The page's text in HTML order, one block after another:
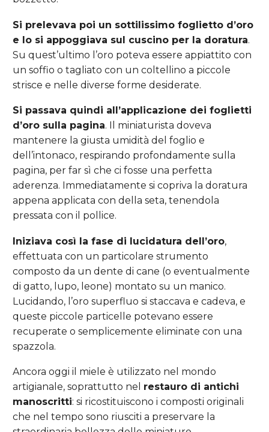
Si prelevava poi un sottilissimo foglietto d’oro
e lo si appoggiava sul cuscino per la doratura.
Su quest’ultimo l’oro poteva essere appiattito con
un soffio o tagliato con un coltellino a piccole
strisce e nelle diverse forme desiderate.
Si passava quindi all’applicazione dei foglietti
d’oro sulla pagina. Il miniaturista doveva
mantenere la giusta umidità del foglio e
dell’intonaco, respirando profondamente sulla
pagina, per far sì che ci fosse una perfetta
aderenza. Immediatamente si copriva la doratura
appena applicata con della seta, tenendola
pressata con il pollice.
Iniziava così la fase di lucidatura dell’oro,
effettuata con un particolare strumento
composto da un dente di cane (o eventualmente
di gatto, lupo, leone) montato su un manico.
Lucidando, l’oro superfluo si staccava e cadeva, e
queste piccole particelle potevano essere
recuperate o semplicemente eliminate con una
spazzola.
Ancora oggi il miele è utilizzato nel mondo
artigianale, soprattutto nel restauro di antichi
manoscritti: si ricostituiscono i composti originali
che nel tempo sono riusciti a preservare la